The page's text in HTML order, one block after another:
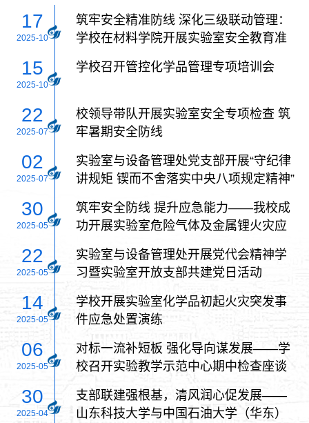
17
2025-10
筑牢安全精准防线 深化三级联动管理：
学校在材料学院开展实验室安全教育准
15
2025-10
学校召开管控化学品管理专项培训会
22
2025-07
校领导带队开展实验室安全专项检查 筑
牢暑期安全防线
02
2025-07
实验室与设备管理处党支部开展“守纪律
讲规矩 锲而不舍落实中央八项规定精神”
30
2025-05
筑牢安全防线 提升应急能力——我校成
功开展实验室危险气体及金属锂火灾应
22
2025-05
实验室与设备管理处开展党代会精神学
习暨实验室开放支部共建党日活动
14
2025-05
学校开展实验室化学品初起火灾突发事
件应急处置演练
06
2025-05
对标一流补短板 强化导向谋发展——学
校召开实验教学示范中心期中检查座谈
30
2025-04
支部联建强根基，清风润心促发展——
山东科技大学与中国石油大学（华东）